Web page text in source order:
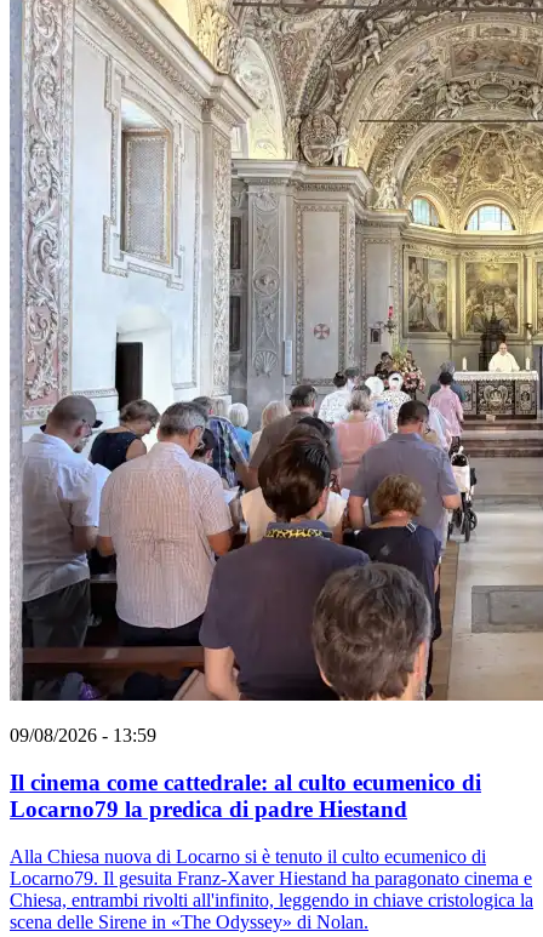
09/08/2026 - 13:59
Il cinema come cattedrale: al culto ecumenico di
Locarno79 la predica di padre Hiestand
Alla Chiesa nuova di Locarno si è tenuto il culto ecumenico di
Locarno79. Il gesuita Franz-Xaver Hiestand ha paragonato cinema e
Chiesa, entrambi rivolti all'infinito, leggendo in chiave cristologica la
scena delle Sirene in «The Odyssey» di Nolan.